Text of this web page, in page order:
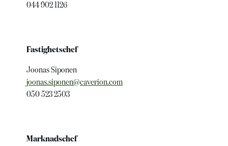
044 902 1126
Fastighetschef
Joonas Siponen
joonas.siponen@caverion.com
050 523 2503
Marknadschef